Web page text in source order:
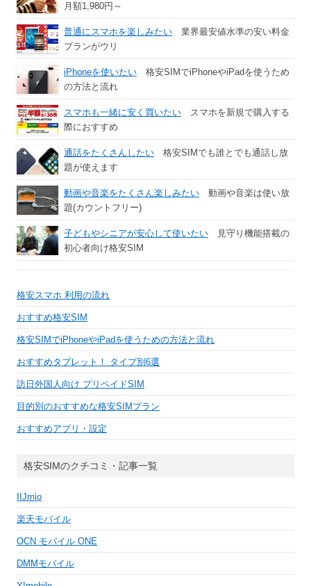
月額1,980円～
普通にスマホを楽しみたい 業界最安値水準の安い料金
プランがウリ
iPhoneを使いたい 格安SIMでiPhoneやiPadを使うため
の方法と流れ
スマホも一緒に安く買いたい スマホを新規で購入する
際におすすめ
通話をたくさんしたい 格安SIMでも誰とでも通話し放
題が使えます
動画や音楽をたくさん楽しみたい 動画や音楽は使い放
題(カウントフリー)
子どもやシニアが安心して使いたい 見守り機能搭載の
初心者向け格安SIM
格安スマホ 利用の流れ
おすすめ格安SIM
格安SIMでiPhoneやiPadを使うための方法と流れ
おすすめタブレット！ タイプ別6選
訪日外国人向け プリペイドSIM
目的別のおすすめな格安SIMプラン
おすすめアプリ・設定
格安SIMのクチコミ・記事一覧
IIJmio
楽天モバイル
OCN モバイル ONE
DMMモバイル